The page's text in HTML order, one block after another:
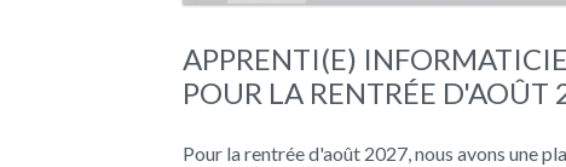
APPRENTI(E)
POUR LA RENTRÉE D'AOÛT
Pour la rentrée d'août 2027, nous avons une